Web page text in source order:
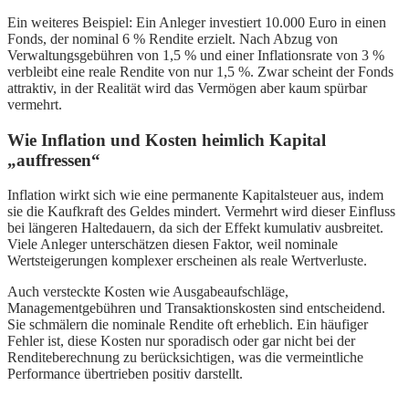
Ein weiteres Beispiel: Ein Anleger investiert 10.000 Euro in einen
Fonds, der nominal 6 % Rendite erzielt. Nach Abzug von
Verwaltungsgebühren von 1,5 % und einer Inflationsrate von 3 %
verbleibt eine reale Rendite von nur 1,5 %. Zwar scheint der Fonds
attraktiv, in der Realität wird das Vermögen aber kaum spürbar
vermehrt.
Wie Inflation und Kosten heimlich Kapital
„auffressen“
Inflation wirkt sich wie eine permanente Kapitalsteuer aus, indem
sie die Kaufkraft des Geldes mindert. Vermehrt wird dieser Einfluss
bei längeren Haltedauern, da sich der Effekt kumulativ ausbreitet.
Viele Anleger unterschätzen diesen Faktor, weil nominale
Wertsteigerungen komplexer erscheinen als reale Wertverluste.
Auch versteckte Kosten wie Ausgabeaufschläge,
Managementgebühren und Transaktionskosten sind entscheidend.
Sie schmälern die nominale Rendite oft erheblich. Ein häufiger
Fehler ist, diese Kosten nur sporadisch oder gar nicht bei der
Renditeberechnung zu berücksichtigen, was die vermeintliche
Performance übertrieben positiv darstellt.